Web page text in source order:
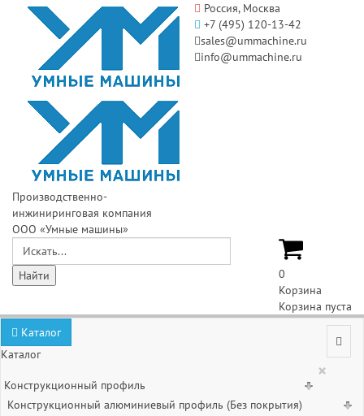
Производственно-
инжиниринговая компания
ООО «Умные машины»
Россия, Москва
+7 (495) 120-13-42
sales@ummachine.ru
info@ummachine.ru
0
Корзина
Корзина пуста
Каталог
Каталог
×
Конструкционный профиль
Конструкционный алюминиевый профиль (Без покрытия)